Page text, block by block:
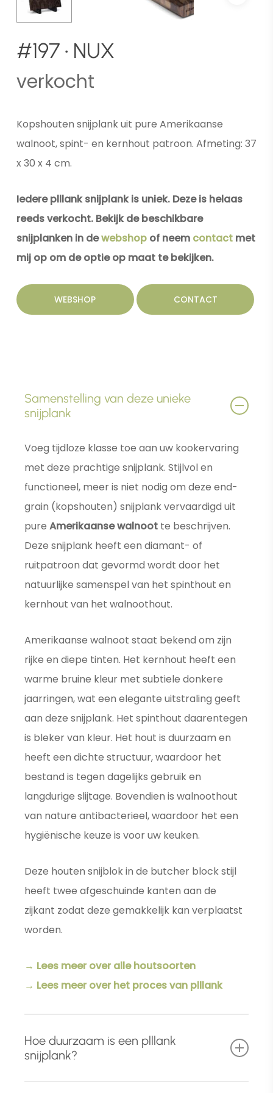
#197 • NUX
verkocht
Kopshouten snijplank uit pure Amerikaanse
walnoot, spint- en kernhout patroon. Afmeting: 37
x 30 x 4 cm.
Iedere plllank snijplank is uniek. Deze is helaas
reeds verkocht. Bekijk de beschikbare
snijplanken in dewebshopof neem contactmet
mij op om de optie op maat te bekijken.
WEBSHOP CONTACT
Samenstelling van deze unieke
snijplank
Voeg tijdloze klasse toe aan uw kookervaring
met deze prachtige snijplank. Stijlvol en
functioneel, meer is niet nodig om deze end-
grain (kopshouten) snijplank vervaardigd uit
pureAmerikaanse walnoot te beschrijven.
Deze snijplank heeft een diamant- of
ruitpatroon dat gevormd wordt door het
natuurlijke samenspel van het spinthout en
kernhout van het walnoothout.
Amerikaanse walnoot staat bekend om zijn
rijke en diepe tinten. Het kernhout heeft een
warme bruine kleur met subtiele donkere
jaarringen, wat een elegante uitstraling geeft
aan deze snijplank. Het spinthout daarentegen
is bleker van kleur. Het hout is duurzaam en
heeft een dichte structuur, waardoor het
bestand is tegen dagelijks gebruik en
langdurige slijtage. Bovendien is walnoothout
van nature antibacterieel, waardoor het een
hygiënische keuze is voor uw keuken.
Deze houten snijblok in de butcher block stijl
heeft twee afgeschuinde kanten aan de
zijkant zodat deze gemakkelijk kan verplaatst
worden.
→ Lees meer over alle houtsoorten
→ Lees meer over het proces van plllank
Hoe duurzaam is een plllank
snijplank?